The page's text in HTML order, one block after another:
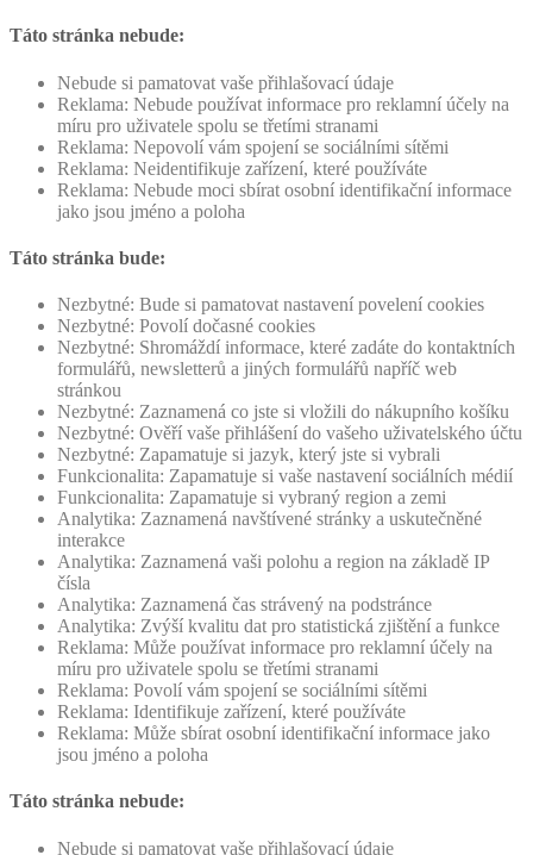
Táto stránka nebude:
Nebude si pamatovat vaše přihlašovací údaje
Reklama: Nebude používat informace pro reklamní účely na
míru pro uživatele spolu se třetími stranami
Reklama: Nepovolí vám spojení se sociálními sítěmi
Reklama: Neidentifikuje zařízení, které používáte
Reklama: Nebude moci sbírat osobní identifikační informace
jako jsou jméno a poloha
Táto stránka bude:
Nezbytné: Bude si pamatovat nastavení povelení cookies
Nezbytné: Povolí dočasné cookies
Nezbytné: Shromáždí informace, které zadáte do kontaktních
formulářů, newsletterů a jiných formulářů napříč web
stránkou
Nezbytné: Zaznamená co jste si vložili do nákupního košíku
Nezbytné: Ověří vaše přihlášení do vašeho uživatelského účtu
Nezbytné: Zapamatuje si jazyk, který jste si vybrali
Funkcionalita: Zapamatuje si vaše nastavení sociálních médií
Funkcionalita: Zapamatuje si vybraný region a zemi
Analytika: Zaznamená navštívené stránky a uskutečněné
interakce
Analytika: Zaznamená vaši polohu a region na základě IP
čísla
Analytika: Zaznamená čas strávený na podstránce
Analytika: Zvýší kvalitu dat pro statistická zjištění a funkce
Reklama: Může používat informace pro reklamní účely na
míru pro uživatele spolu se třetími stranami
Reklama: Povolí vám spojení se sociálními sítěmi
Reklama: Identifikuje zařízení, které používáte
Reklama: Může sbírat osobní identifikační informace jako
jsou jméno a poloha
Táto stránka nebude:
Nebude si pamatovat vaše přihlašovací údaje